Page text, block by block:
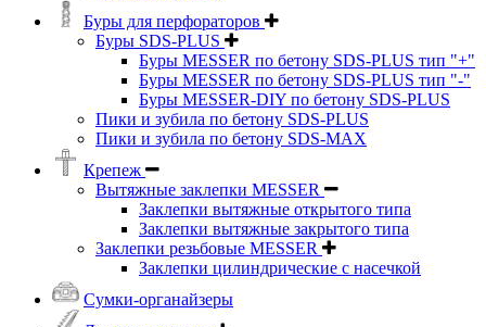
Буры для перфораторов
Буры SDS-PLUS
Буры MESSER по бетону SDS-PLUS тип "+"
Буры MESSER по бетону SDS-PLUS тип "-"
Буры MESSER-DIY по бетону SDS-PLUS
Пики и зубила по бетону SDS-PLUS
Пики и зубила по бетону SDS-MAX
Крепеж
Вытяжные заклепки MESSER
Заклепки вытяжные открытого типа
Заклепки вытяжные закрытого типа
Заклепки резьбовые MESSER
Заклепки цилиндрические с насечкой
Сумки-органайзеры